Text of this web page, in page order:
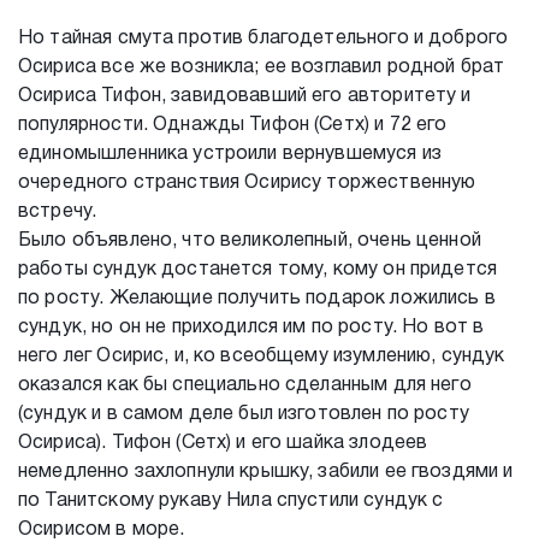
Но тайная смута против благодетельного и доброго
Осириса все же возникла; ее возглавил родной брат
Осириса Тифон, завидовавший его авторитету и
популярности. Однажды Тифон (Сетх) и 72 его
единомышленника устроили вернувшемуся из
очередного странствия Осирису торжественную
встречу.
Было объявлено, что великолепный, очень ценной
работы сундук достанется тому, кому он придется
по росту. Желающие получить подарок ложились в
сундук, но он не приходился им по росту. Но вот в
него лег Осирис, и, ко всеобщему изумлению, сундук
оказался как бы специально сделанным для него
(сундук и в самом деле был изготовлен по росту
Осириса). Тифон (Сетх) и его шайка злодеев
немедленно захлопнули крышку, забили ее гвоздями и
по Танитскому рукаву Нила спустили сундук с
Осирисом в море.